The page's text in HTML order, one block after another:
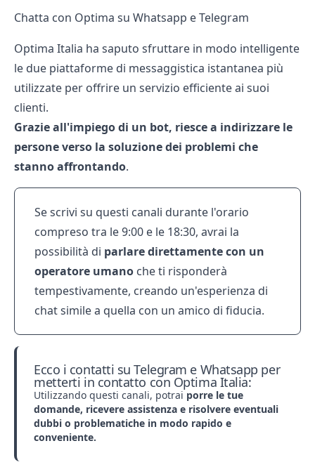
Chatta con Optima su Whatsapp e Telegram
Optima Italia ha saputo sfruttare in modo intelligente
le due piattaforme di messaggistica istantanea più
utilizzate per offrire un servizio efficiente ai suoi
clienti.
Grazie all'impiego di un bot, riesce a indirizzare le
persone verso la soluzione dei problemi che
stanno affrontando.
Se scrivi su questi canali durante l'orario
compreso tra le 9:00 e le 18:30, avrai la
possibilità di parlare direttamente con un
operatore umano che ti risponderà
tempestivamente, creando un'esperienza di
chat simile a quella con un amico di fiducia.
Ecco i contatti su Telegram e Whatsapp per
metterti in contatto con Optima Italia:
Utilizzando questi canali, potrai porre le tue
domande, ricevere assistenza e risolvere eventuali
dubbi o problematiche in modo rapido e
conveniente.